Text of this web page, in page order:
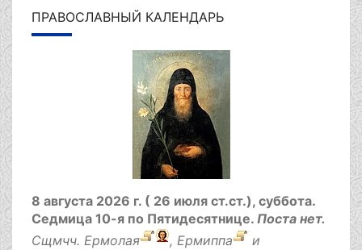
ПРАВОСЛАВНЫЙ КАЛЕНДАРЬ
8 августа 2026 г. ( 26 июля ст.ст.), суббота.
Седмица 10-я по Пятидесятнице. Поста нет.
Сщмчч. Ермолая , Ермиппа
и